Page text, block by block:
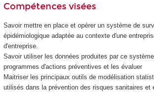
Compétences visées
Savoir mettre en place et opérer un système de
épidémiologique adaptée au contexte d'une
d'entreprise.
Savoir utiliser les données produites par ce
programmes d'actions préventives et les évaluer
Maitriser les principaux outils de modélisation
utilisés dans la prévention des risques sanitaires et